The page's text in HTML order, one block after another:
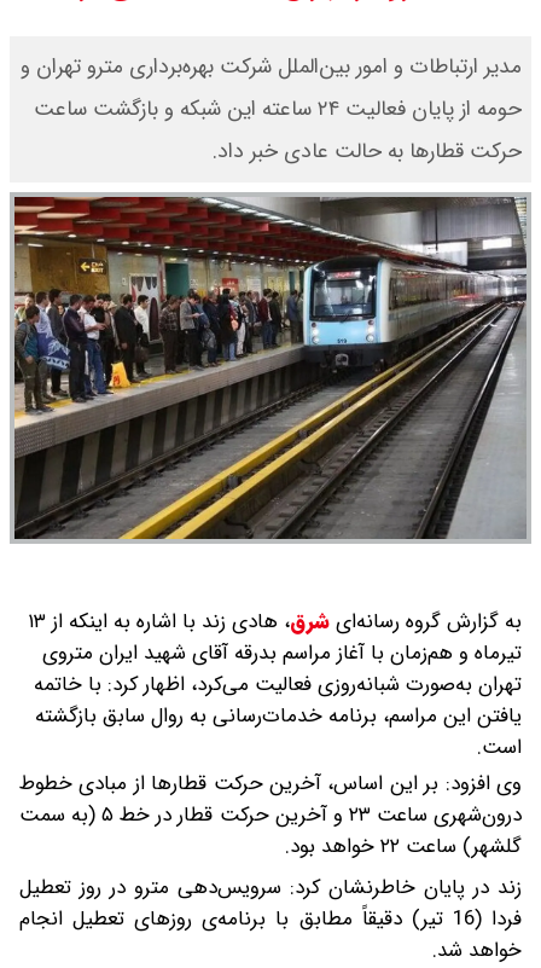
سنتی جمهوری‌خواهان را از دست می
دهد؟
بنزین برای دولت چقدر تمام می شود؟
یک ادعا: برخی مالکان اجاره بها را ۶۰
درصد افزایش می دهند
مدیر ارتباطات و امور بین‌الملل شرکت بهره‌برداری مترو تهران و
حومه از پایان فعالیت ۲۴ ساعته این شبکه و بازگشت ساعت
حرکت قطارها به حالت عادی خبر داد.
به گزارش گروه رسانه‌ایشرق،
هادی زند با اشاره به اینکه از ۱۳
تیرماه و هم‌زمان با آغاز مراسم بدرقه آقای شهید ایران متروی
تهران به‌صورت شبانه‌روزی فعالیت می‌کرد، اظهار کرد: با خاتمه
یافتن این مراسم، برنامه خدمات‌رسانی به روال سابق بازگشته
است.
وی افزود: بر این اساس، آخرین حرکت قطارها از مبادی خطوط
درون‌شهری ساعت ۲۳ و آخرین حرکت قطار در خط ۵ (به سمت
گلشهر) ساعت ۲۲ خواهد بود.
زند در پایان خاطرنشان کرد: سرویس‌دهی مترو در روز تعطیل
فردا (16 تیر) دقیقاً مطابق با برنامه‌ی روزهای تعطیل انجام
خواهد شد.